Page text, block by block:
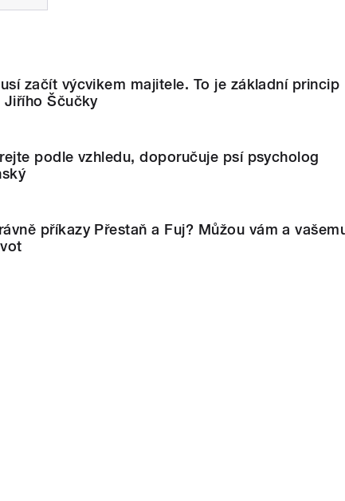
začít výcvikem majitele. To je základní princip
Jiřího Ščučky
podle vzhledu, doporučuje psí psycholog
příkazy Přestaň a Fuj? Můžou vám a